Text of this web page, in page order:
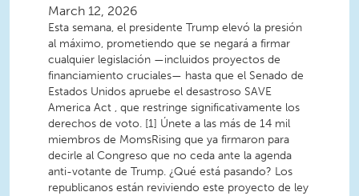
March 12, 2026
Esta semana, el presidente Trump elevó la presión
al máximo, prometiendo que se negará a firmar
cualquier legislación —incluidos proyectos de
financiamiento cruciales— hasta que el Senado de
Estados Unidos apruebe el desastroso SAVE
America Act , que restringe significativamente los
derechos de voto. [1] Únete a las más de 14 mil
miembros de MomsRising que ya firmaron para
decirle al Congreso que no ceda ante la agenda
anti-votante de Trump. ¿Qué está pasando? Los
republicanos están reviviendo este proyecto de ley